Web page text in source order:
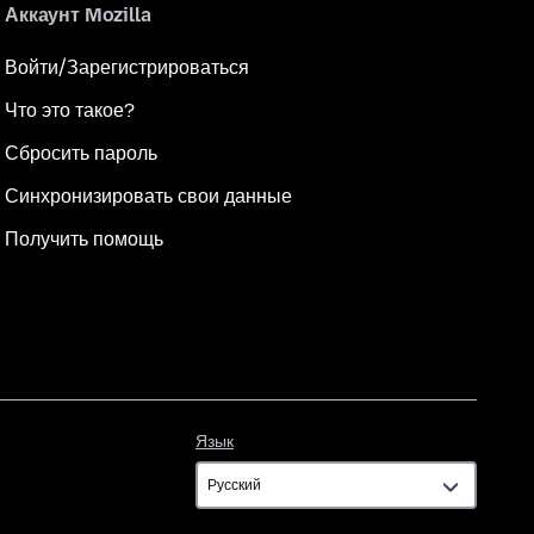
Аккаунт Mozilla
Войти/Зарегистрироваться
Что это такое?
Сбросить пароль
Синхронизировать свои данные
Получить помощь
Язык